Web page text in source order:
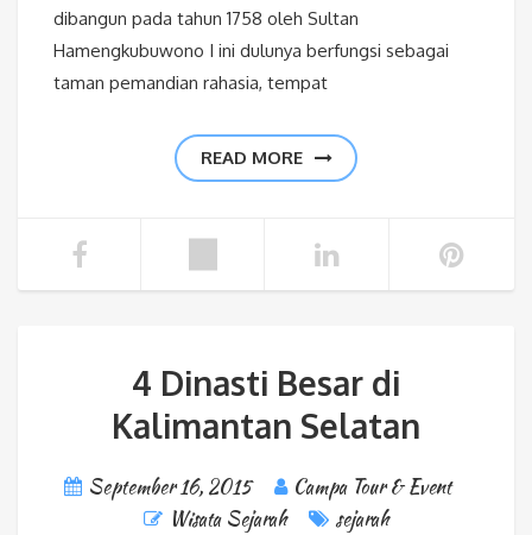
dibangun pada tahun 1758 oleh Sultan
Hamengkubuwono I ini dulunya berfungsi sebagai
taman pemandian rahasia, tempat
READ MORE
4 Dinasti Besar di
Kalimantan Selatan
September 16, 2015
Campa Tour & Event
Wisata Sejarah
sejarah